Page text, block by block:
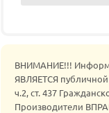
ВНИМАНИЕ!!!
ЯВЛЯЕТСЯ
ч.2, ст. 437
Производители